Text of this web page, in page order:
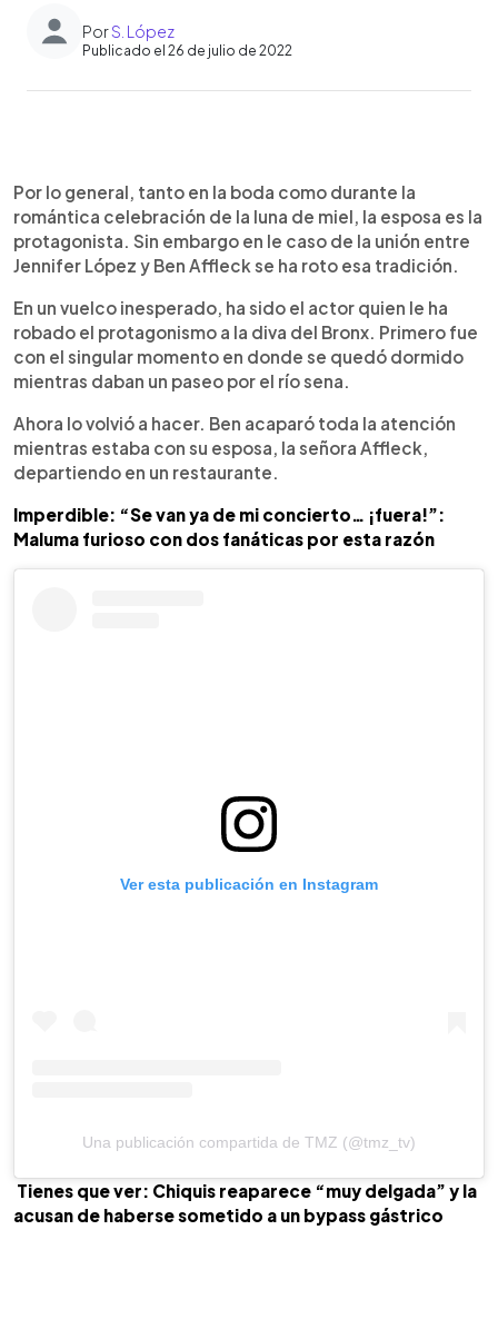
PorS. López
Publicado el 26 de julio de 2022
Escuchar artículo
Por lo general, tanto en la boda como durante la
romántica celebración de la luna de miel, la esposa es la
protagonista. Sin embargo en le caso de la unión entre
Jennifer López y Ben Affleck se ha roto esa tradición.
En un vuelco inesperado, ha sido el actor quien le ha
robado el protagonismo a la diva del Bronx. Primero fue
con el singular momento en donde se quedó dormido
mientras daban un paseo por el río sena.
Ahora lo volvió a hacer. Ben acaparó toda la atención
mientras estaba con su esposa, la señora Affleck,
departiendo en un restaurante.
Imperdible: “Se van ya de mi concierto… ¡fuera!”:
Maluma furioso con dos fanáticas por esta razón
Ver esta publicación en Instagram
Una publicación compartida de TMZ (@tmz_tv)
Tienes que ver: Chiquis reaparece “muy delgada” y la
acusan de haberse sometido a un bypass gástrico